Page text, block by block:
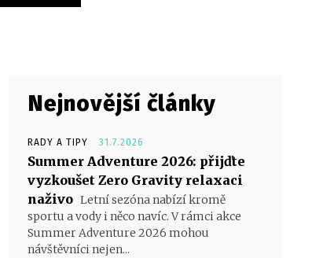
Nejnovější články
RADY A TIPY 31.7.2026
Summer Adventure 2026: přijďte
vyzkoušet Zero Gravity relaxaci
naživo Letní sezóna nabízí kromě
sportu a vody i něco navíc. V rámci akce
Summer Adventure 2026 mohou
návštěvníci nejen...